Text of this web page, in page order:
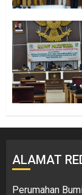
ALAMAT
Perumahan